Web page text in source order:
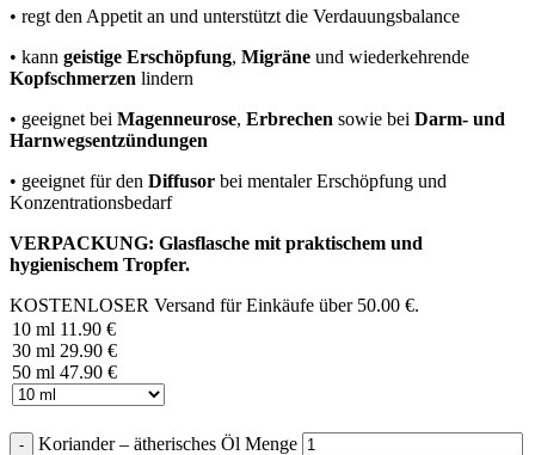
• regt den Appetit an und unterstützt die Verdauungsbalance
• kann geistige Erschöpfung, Migräne und wiederkehrende
Kopfschmerzen lindern
• geeignet bei Magenneurose, Erbrechen sowie bei Darm- und
Harnwegsentzündungen
• geeignet für den Diffusor bei mentaler Erschöpfung und
Konzentrationsbedarf
VERPACKUNG: Glasflasche mit praktischem und
hygienischem Tropfer.
KOSTENLOSER Versand für Einkäufe über 50.00 €.
10 ml 11.90 €
30 ml 29.90 €
50 ml 47.90 €
Koriander – ätherisches Öl Menge